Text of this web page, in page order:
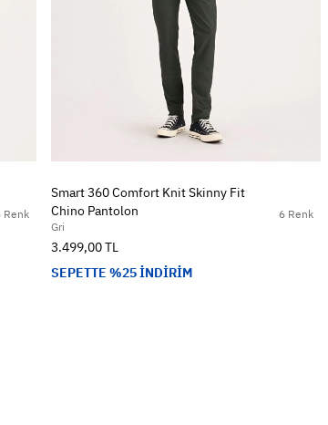
Renk 6 Renk
Smart 360 Comfort Knit Skinny Fit
Chino Pantolon
Gri
3.499,00 TL
SEPETTE %25 İNDİRİM